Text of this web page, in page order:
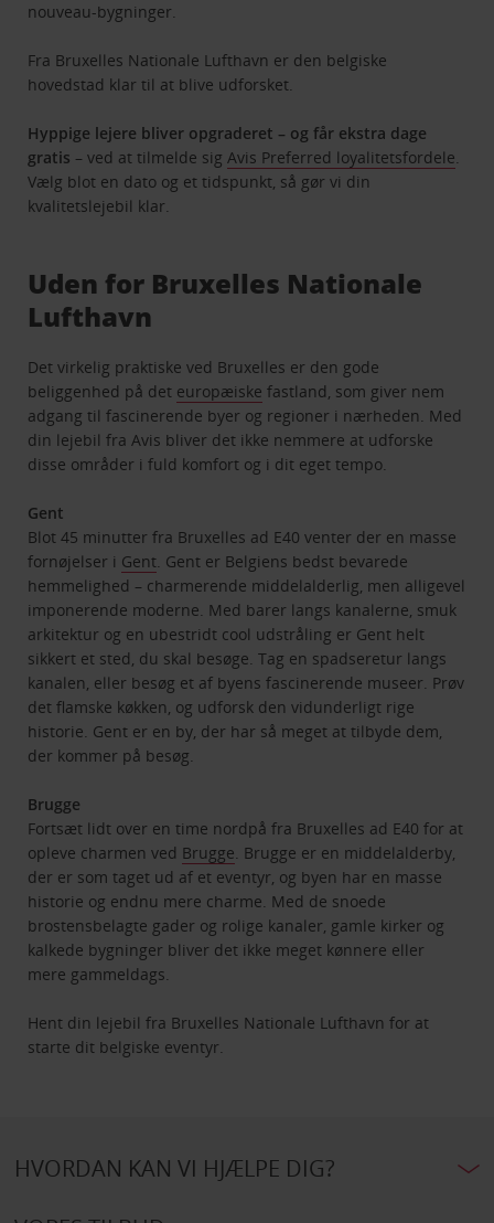
nouveau-bygninger.
Fra Bruxelles Nationale Lufthavn er den belgiske
hovedstad klar til at blive udforsket.
Hyppige lejere bliver opgraderet – og får ekstra dage
gratis – ved at tilmelde sigAvis Preferred loyalitetsfordele.
Vælg blot en dato og et tidspunkt, så gør vi din
kvalitetslejebil klar.
Uden for Bruxelles Nationale
Lufthavn
Det virkelig praktiske ved Bruxelles er den gode
beliggenhed på det europæiske fastland, som giver nem
adgang til fascinerende byer og regioner i nærheden. Med
din lejebil fra Avis bliver det ikke nemmere at udforske
disse områder i fuld komfort og i dit eget tempo.
Gent
Blot 45 minutter fra Bruxelles ad E40 venter der en masse
fornøjelser i Gent. Gent er Belgiens bedst bevarede
hemmelighed – charmerende middelalderlig, men alligevel
imponerende moderne. Med barer langs kanalerne, smuk
arkitektur og en ubestridt cool udstråling er Gent helt
sikkert et sted, du skal besøge. Tag en spadseretur langs
kanalen, eller besøg et af byens fascinerende museer. Prøv
det flamske køkken, og udforsk den vidunderligt rige
historie. Gent er en by, der har så meget at tilbyde dem,
der kommer på besøg.
Brugge
Fortsæt lidt over en time nordpå fra Bruxelles ad E40 for at
opleve charmen ved Brugge. Brugge er en middelalderby,
der er som taget ud af et eventyr, og byen har en masse
historie og endnu mere charme. Med de snoede
brostensbelagte gader og rolige kanaler, gamle kirker og
kalkede bygninger bliver det ikke meget kønnere eller
mere gammeldags.
Hent din lejebil fra Bruxelles Nationale Lufthavn for at
starte dit belgiske eventyr.
HVORDAN KAN VI HJÆLPE DIG?